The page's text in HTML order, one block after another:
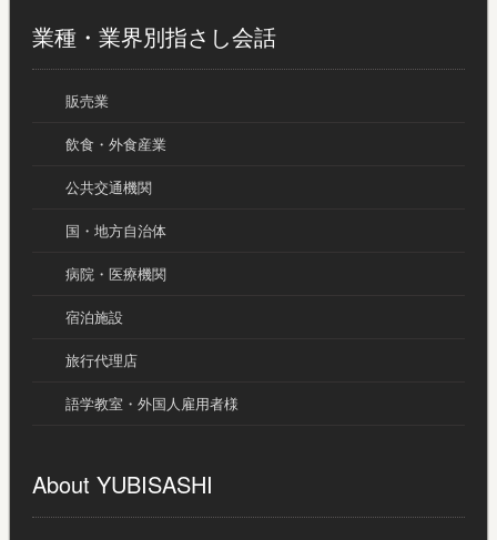
業種・業界別指さし会話
販売業
飲食・外食産業
公共交通機関
国・地方自治体
病院・医療機関
宿泊施設
旅行代理店
語学教室・外国人雇用者様
About YUBISASHI